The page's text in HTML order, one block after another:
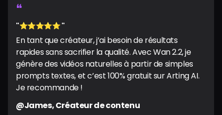
❝
"⭐️⭐️⭐️⭐️⭐️ "
En tant que créateur, j’ai besoin de résultats
rapides sans sacrifier la qualité. Avec Wan 2.2, je
génère des vidéos naturelles à partir de simples
prompts textes, et c’est 100% gratuit sur Arting AI.
Je recommande !
@James, Créateur de contenu